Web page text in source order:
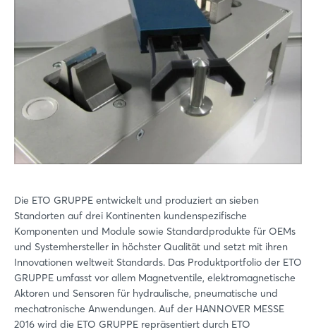
Die ETO GRUPPE entwickelt und produziert an sieben
Standorten auf drei Kontinenten kundenspezifische
Komponenten und Module sowie Standardprodukte für OEMs
und Systemhersteller in höchster Qualität und setzt mit ihren
Innovationen weltweit Standards. Das Produktportfolio der ETO
GRUPPE umfasst vor allem Magnetventile, elektromagnetische
Aktoren und Sensoren für hydraulische, pneumatische und
mechatronische Anwendungen. Auf der HANNOVER MESSE
2016 wird die ETO GRUPPE repräsentiert durch ETO